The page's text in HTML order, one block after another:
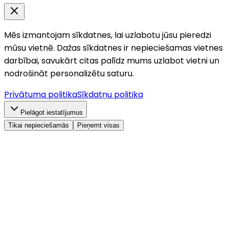
Mēs izmantojam sīkdatnes, lai uzlabotu jūsu pieredzi
mūsu vietnē. Dažas sīkdatnes ir nepieciešamas vietnes
darbībai, savukārt citas palīdz mums uzlabot vietni un
nodrošināt personalizētu saturu.
Privātuma politikaSīkdatņu politika
Pielāgot iestatījumus
Tikai nepieciešamās
Pieņemt visas